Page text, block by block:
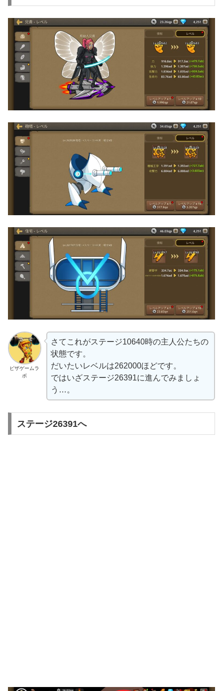
ピザゲームラ
ボ
さてこれがステージ10640時の主人公たちの
状態です。
だいたいレベルは262000ほどです。
ではいざステージ26391に進んでみましょ
う…。
ステージ26391へ